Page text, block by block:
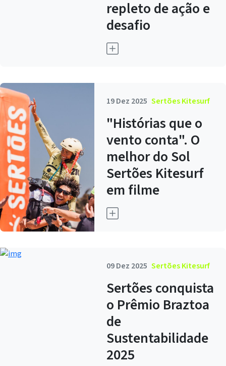
repleto de ação e
desafio
19 Dez 2025 Sertões Kitesurf
"Histórias que o
vento conta". O
melhor do Sol
Sertões Kitesurf
em filme
09 Dez 2025 Sertões Kitesurf
Sertões conquista
o Prêmio Braztoa
de
Sustentabilidade
2025